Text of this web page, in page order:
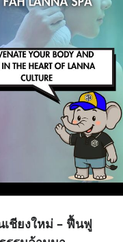
ชียงใหม่ – ฟื้นฟู